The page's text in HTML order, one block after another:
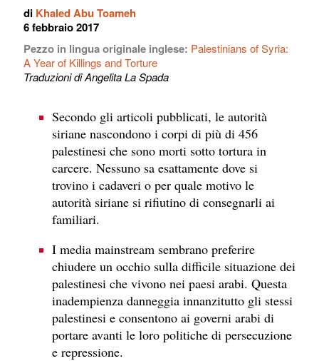
di Khaled Abu Toameh
6 febbraio 2017
Pezzo in lingua originale inglese: Palestinians of Syria:
A Year of Killings and Torture
Traduzioni di Angelita La Spada
Secondo gli articoli pubblicati, le autorità
siriane nascondono i corpi di più di 456
palestinesi che sono morti sotto tortura in
carcere. Nessuno sa esattamente dove si
trovino i cadaveri o per quale motivo le
autorità siriane si rifiutino di consegnarli ai
familiari.
I media mainstream sembrano preferire
chiudere un occhio sulla difficile situazione dei
palestinesi che vivono nei paesi arabi. Questa
inadempienza danneggia innanzitutto gli stessi
palestinesi e consentono ai governi arabi di
portare avanti le loro politiche di persecuzione
e repressione.